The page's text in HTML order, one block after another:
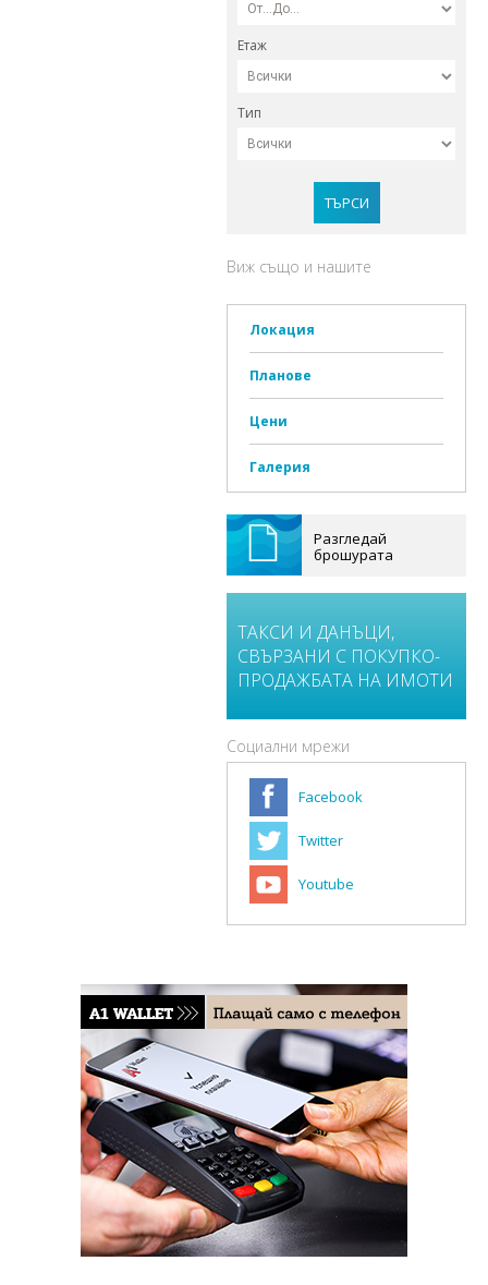
Етаж
Тип
ТЪРСИ
Виж също и нашите
Локация
Планове
Цени
Галерия
Разгледай
брошурата
ТАКСИ И ДАНЪЦИ,
СВЪРЗАНИ С ПОКУПКО-
ПРОДАЖБАТА НА ИМОТИ
Социални мрежи
Facebook
Twitter
Youtube